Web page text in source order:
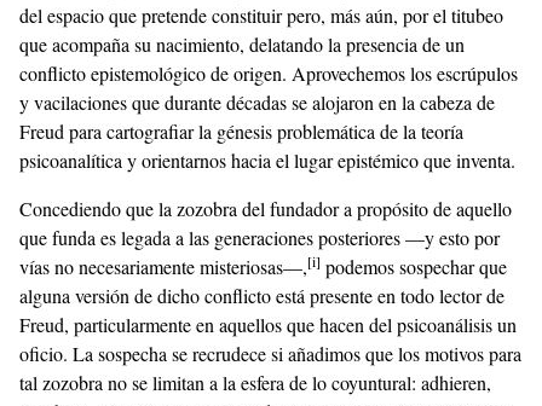
del espacio que pretende constituir pero, más aún, por el titubeo
que acompaña su nacimiento, delatando la presencia de un
conflicto epistemológico de origen. Aprovechemos los escrúpulos
y vacilaciones que durante décadas se alojaron en la cabeza de
Freud para cartografiar la génesis problemática de la teoría
psicoanalítica y orientarnos hacia el lugar epistémico que inventa.
Concediendo que la zozobra del fundador a propósito de aquello
que funda es legada a las generaciones posteriores —y esto por
vías no necesariamente misteriosas—,[i] podemos sospechar que
alguna versión de dicho conflicto está presente en todo lector de
Freud, particularmente en aquellos que hacen del psicoanálisis un
oficio. La sospecha se recrudece si añadimos que los motivos para
tal zozobra no se limitan a la esfera de lo coyuntural: adhieren,